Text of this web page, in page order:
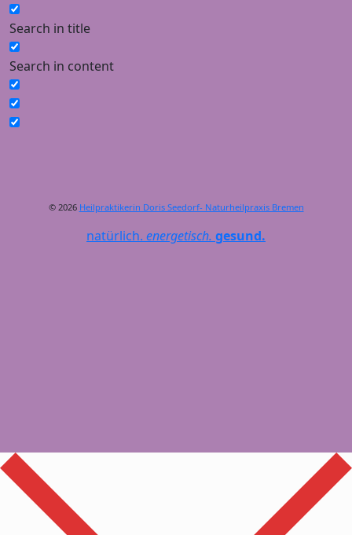
Search in title
Search in content
© 2026 Heilpraktikerin Doris Seedorf- Naturheilpraxis Bremen
natürlich. energetisch. gesund.